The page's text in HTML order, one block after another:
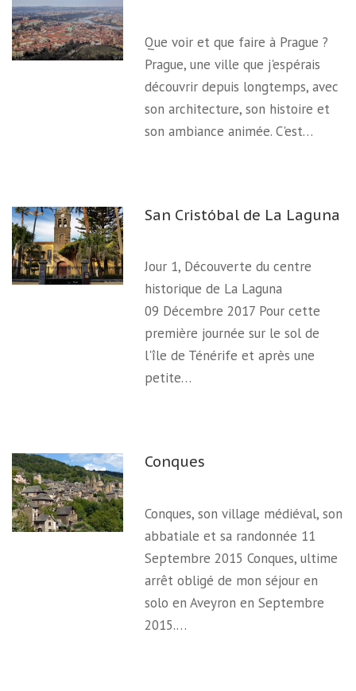
Que voir et que faire à Prague ?
Prague, une ville que j'espérais
découvrir depuis longtemps, avec
son architecture, son histoire et
son ambiance animée. C'est…
San Cristóbal de La Laguna
Jour 1, Découverte du centre
historique de La Laguna
09 Décembre 2017 Pour cette
première journée sur le sol de
l'île de Ténérife et après une
petite…
Conques
Conques, son village médiéval, son
abbatiale et sa randonnée 11
Septembre 2015 Conques, ultime
arrêt obligé de mon séjour en
solo en Aveyron en Septembre
2015.…